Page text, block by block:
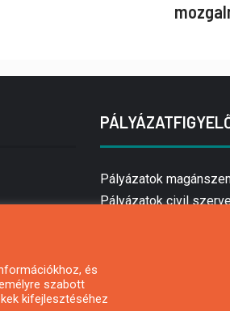
Pályázatok
Pályázatok civil
és
szabott
kifejlesztéséhez